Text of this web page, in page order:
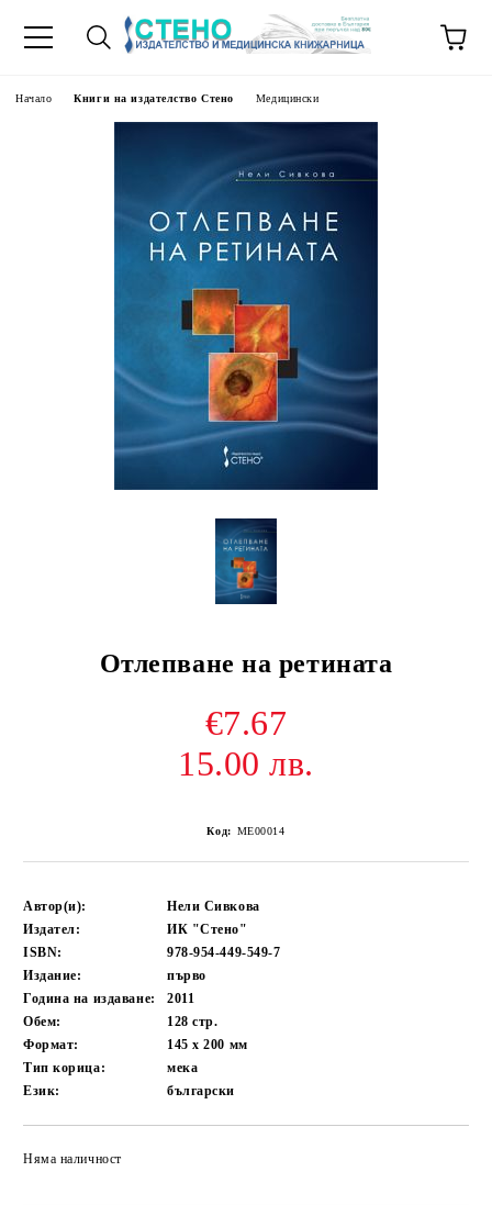
Начало Книги на издателство Стено Медицински
Отлепване на ретината
€7.67
15.00 лв.
Код: ME00014
Автор(и):
Нели Сивкова
Издател:
ИК "Стено"
ISBN:
978-954-449-549-7
Издание:
първо
Година на издаване:
2011
Обем:
128стр.
Формат:
145 x 200 мм
Тип корица:
мека
Език:
български
Няма наличност